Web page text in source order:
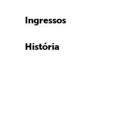
Ingressos
História